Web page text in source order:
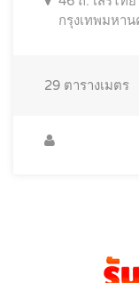
กรุงเทพมหาน
29 ตารางเมตร